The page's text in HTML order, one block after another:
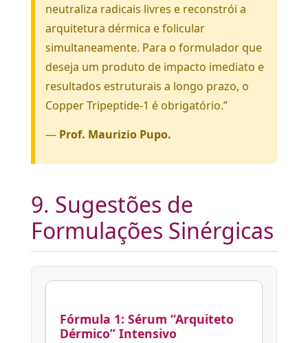
neutraliza radicais livres e reconstrói a
arquitetura dérmica e folicular
simultaneamente. Para o formulador que
deseja um produto de impacto imediato e
resultados estruturais a longo prazo, o
Copper Tripeptide-1 é obrigatório.”
— Prof. Maurizio Pupo.
9. Sugestões de
Formulações Sinérgicas
Fórmula 1: Sérum “Arquiteto
Dérmico” Intensivo